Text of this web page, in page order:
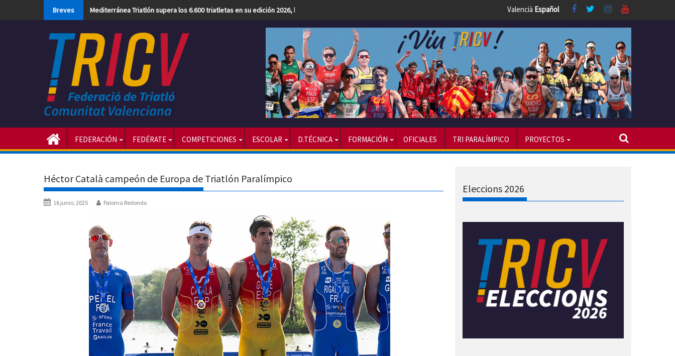
Breves Mediterránea Triatlón supera los 6.600 triatletas en su edición 2026, la más numerosa hasta la fecha Valencià Español
FEDERACIÓN FEDÉRATE COMPETICIONES ESCOLAR D.TÉCNICA FORMACIÓN OFICIALES TRI PARALÍMPICO PROYECTOS
Héctor Català campeón de Europa de Triatlón Paralímpico
16 junio, 2025 Paloma Redondo
Eleccions 2026